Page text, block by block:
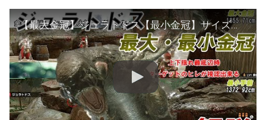
【最大金冠】ジュラトドス【最小金冠】サイズ詳細・目安 モンスターハンターライズ 金冠集め